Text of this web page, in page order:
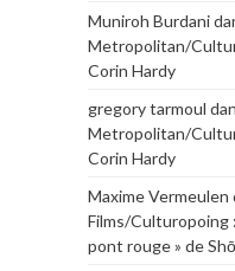
Muniroh Burdani
Metropolitan/
Corin Hardy
gregory tarmoul
Metropolitan/
Corin Hardy
Maxime Vermeulen
Films/Culturopoing
pont rouge » de